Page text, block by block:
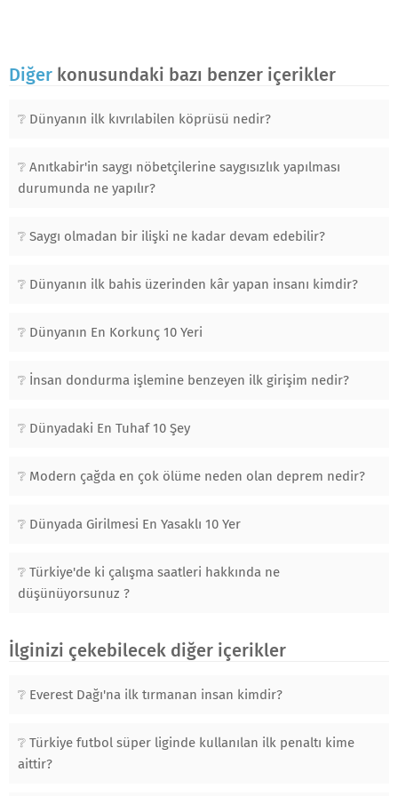
Diğer konusundaki bazı benzer içerikler
Dünyanın ilk kıvrılabilen köprüsü nedir?
Anıtkabir'in saygı nöbetçilerine saygısızlık yapılması
durumunda ne yapılır?
Saygı olmadan bir ilişki ne kadar devam edebilir?
Dünyanın ilk bahis üzerinden kâr yapan insanı kimdir?
Dünyanın En Korkunç 10 Yeri
İnsan dondurma işlemine benzeyen ilk girişim nedir?
Dünyadaki En Tuhaf 10 Şey
Modern çağda en çok ölüme neden olan deprem nedir?
Dünyada Girilmesi En Yasaklı 10 Yer
Türkiye'de ki çalışma saatleri hakkında ne
düşünüyorsunuz ?
İlginizi çekebilecek diğer içerikler
Everest Dağı'na ilk tırmanan insan kimdir?
Türkiye futbol süper liginde kullanılan ilk penaltı kime
aittir?